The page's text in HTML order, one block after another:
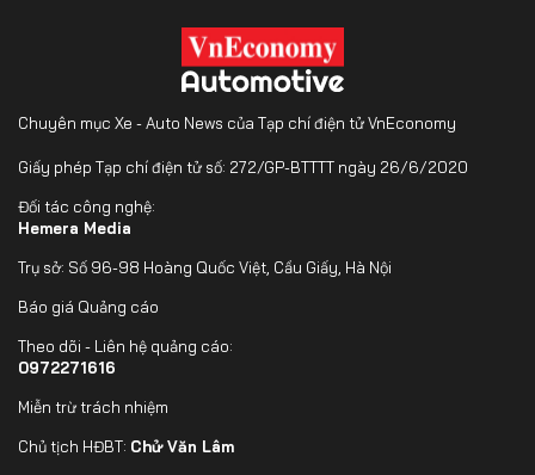
Chuyên mục Xe - Auto News của Tạp chí điện tử VnEconomy
Giấy phép Tạp chí điện tử số: 272/GP-BTTTT ngày 26/6/2020
Đối tác công nghệ:
Hemera Media
Trụ sở: Số 96-98 Hoàng Quốc Việt, Cầu Giấy, Hà Nội
Báo giá Quảng cáo
Theo dõi - Liên hệ quảng cáo:
0972271616
Miễn trừ trách nhiệm
Chủ tịch HĐBT: Chử Văn Lâm